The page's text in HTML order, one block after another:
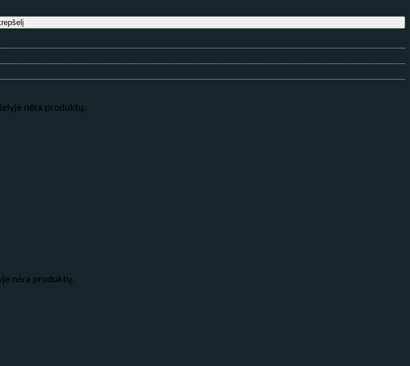
nėra produktų.
nėra produktų.